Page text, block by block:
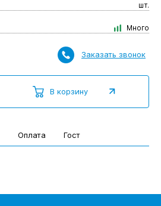
шт.
Много
В корзину
Заказать звонок
Оплата Гост